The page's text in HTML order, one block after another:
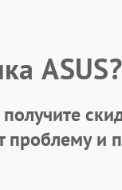
ASUS?
проблему